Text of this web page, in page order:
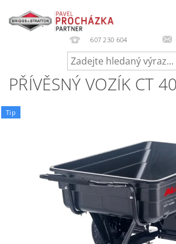
607 230 604
PŘÍVĚSNÝ VOZÍK CT
Tip